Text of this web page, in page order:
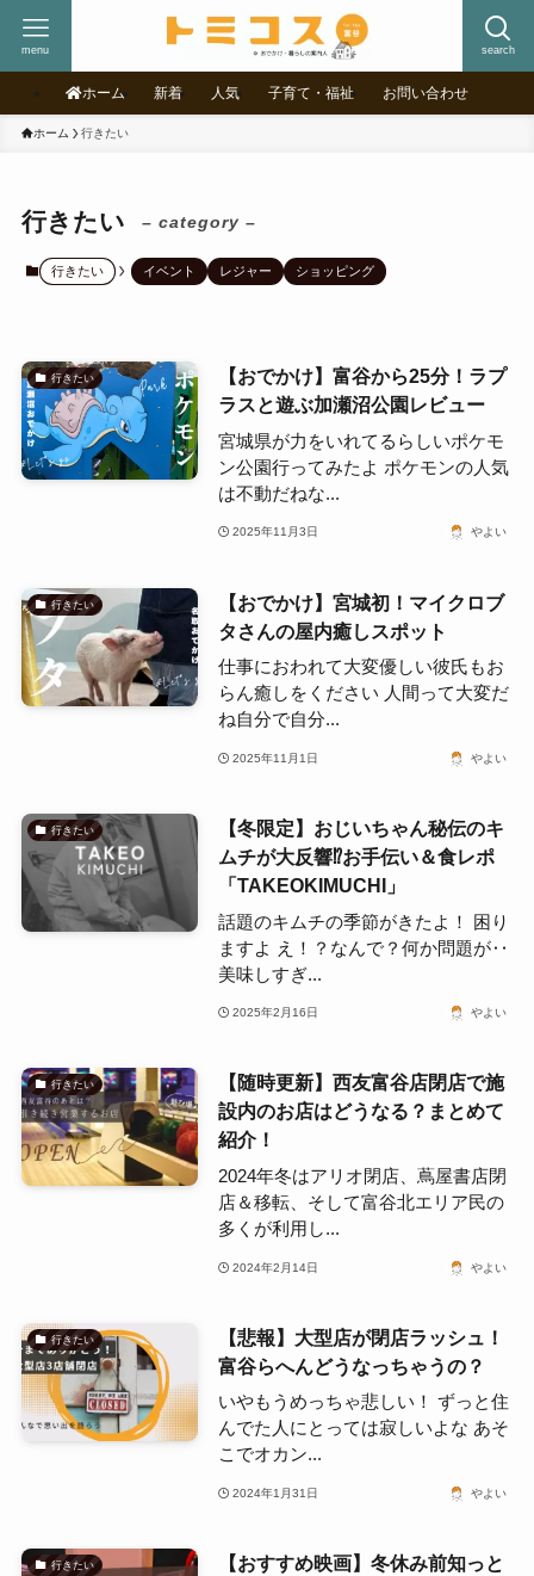
search
menu
ホーム 新着 人気 子育て・福祉 お問い合わせ
ホーム 行きたい
行きたい – category –
行きたい イベント レジャー ショッピング
行きたい
【おでかけ】富谷から25分！ラプ
ラスと遊ぶ加瀬沼公園レビュー
宮城県が力をいれてるらしいポケモ
ン公園行ってみたよ ポケモンの人気
は不動だねな...
2025年11月3日 やよい
行きたい
【おでかけ】宮城初！マイクロブ
タさんの屋内癒しスポット
仕事におわれて大変優しい彼氏もお
らん癒しをください 人間って大変だ
ね自分で自分...
2025年11月1日 やよい
行きたい
【冬限定】おじいちゃん秘伝のキ
ムチが大反響⁉お手伝い＆食レポ
「TAKEOKIMUCHI」
話題のキムチの季節がきたよ！ 困り
ますよ え！？なんで？何か問題が‥
美味しすぎ...
2025年2月16日 やよい
行きたい
【随時更新】西友富谷店閉店で施
設内のお店はどうなる？まとめて
紹介！
2024年冬はアリオ閉店、蔦屋書店閉
店＆移転、そして富谷北エリア民の
多くが利用し...
2024年2月14日 やよい
行きたい
【悲報】大型店が閉店ラッシュ！
富谷らへんどうなっちゃうの？
いやもうめっちゃ悲しい！ ずっと住
んでた人にとっては寂しいよな あそ
こでオカン...
2024年1月31日 やよい
行きたい
【おすすめ映画】冬休み前知っと